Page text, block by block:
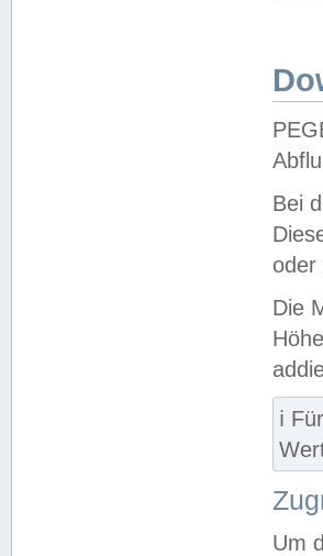
Bei
oder
Die
ℹ️
Um